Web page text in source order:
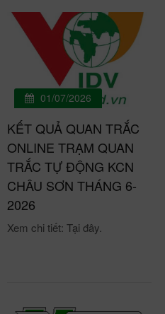
Quang, phường Vĩnh Phúc,
tỉnh Phú Thọ và các dự án do
Công ty làm chủ đầu tư. I. MÔ
TẢ CÔNG VIỆC – Tìm kiếm,
tiếp cận và phát triển khách
Trung Quốc có nhu cầu đầu tư
tại Việt Nam. – Tư vấn, giới
thiệu các khu công nghiệp, quỹ
đất, hạ tầng, giá thuê và chính
sách hỗ trợ đầu tư của Công
ty. – Chuẩn bị nội dung, tài liệu
truyền thông và xúc tiến đầu
01/07/2026
KẾT QUẢ QUAN TRẮC
ONLINE TRẠM QUAN
TRẮC TỰ ĐỘNG KCN
CHÂU SƠN THÁNG 6-
2026
Xem chi tiết: Tại đây.